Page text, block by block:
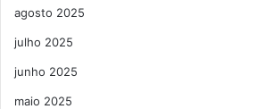
agosto 2025
julho 2025
junho 2025
maio 2025